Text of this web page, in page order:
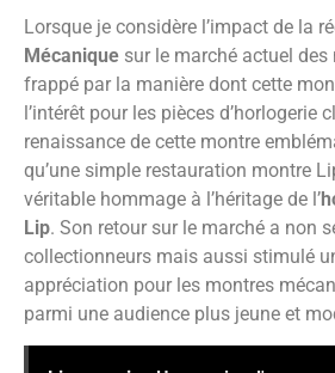
Lorsque je considère l’impact de la
Mécanique sur le marché actuel des
frappé par la manière dont cette
l’intérêt pour les pièces d’horlogerie
renaissance de cette montre
qu’une simple restauration montre
véritable hommage à l’héritage de l’
Lip. Son retour sur le marché a non
collectionneurs mais aussi stimulé
appréciation pour les montres
parmi une audience plus jeune et